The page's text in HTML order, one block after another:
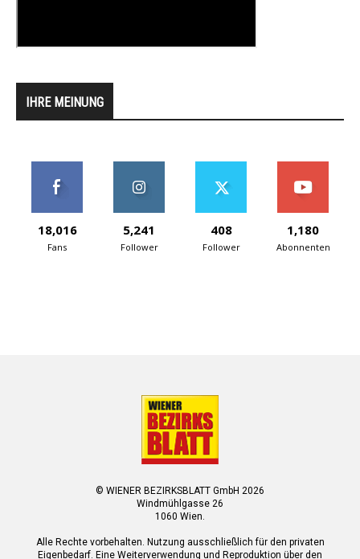
IHRE MEINUNG
18,016
Fans
5,241
Follower
408
Follower
1,180
Abonnenten
© WIENER BEZIRKSBLATT GmbH 2026
Windmühlgasse 26
1060 Wien.
Alle Rechte vorbehalten. Nutzung ausschließlich für den privaten
Eigenbedarf. Eine Weiterverwendung und Reproduktion über den